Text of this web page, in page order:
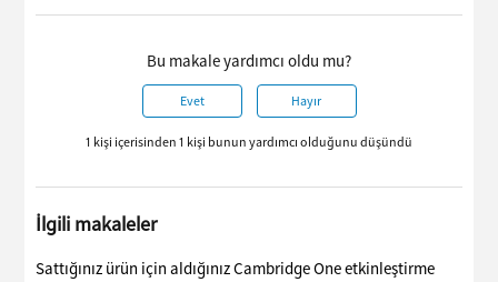
Bu makale yardımcı oldu mu?
Evet Hayır
1 kişi içerisinden 1 kişi bunun yardımcı olduğunu düşündü
İlgili makaleler
Sattığınız ürün için aldığınız Cambridge One etkinleştirme